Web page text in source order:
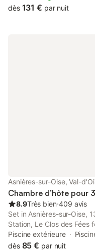
Tours) longe notre
dès 131 € par nuit
Asnières-sur-Oise, Val-
Chambre d’hôte pour
8.9Très bien⋅409 avis
Set in Asnières-sur-Oise,
Station, Le Clos des Fées
with a view, free private
a garden.
Piscine extérieure
dès 85 € par nuit